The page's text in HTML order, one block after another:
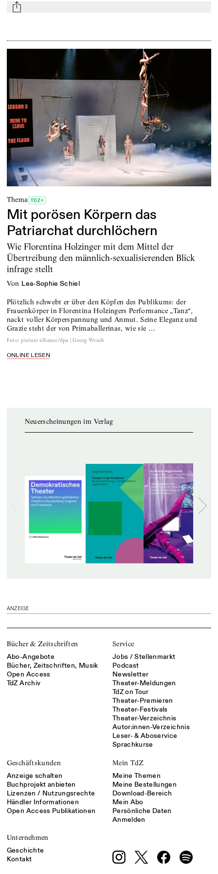
mail
Thema TDZ+
Mit porösen Körpern das
Patriarchat durchlöchern
Wie Florentina Holzinger mit dem Mittel der
Übertreibung den männlich-sexualisierenden Blick
infrage stellt
von Lea-Sophie Schiel
Plötzlich schwebt er über den Köpfen des Publikums: der
Frauenkörper in Florentina Holzingers Performance „Tanz“,
nackt voller Körperspannung und Anmut. Seine Eleganz und
Grazie steht der von Primaballerinas, wie sie …
Foto: picture alliance/dpa | Georg Wendt
ONLINE LESEN
Neuerscheinungen im Verlag
ANZEIGE
Bücher & Zeitschriften
Abo-Angebote
Bücher, Zeitschriften, Musik
Open Access
TdZ Archiv
Service
Jobs / Stellenmarkt
Podcast
Newsletter
Theater-Meldungen
TdZ on Tour
Theater-Premieren
Theater-Festivals
Theater-Verzeichnis
Autor:innen-Verzeichnis
Leser- & Aboservice
Sprachkurse
Geschäftskunden
Anzeige schalten
Buchprojekt anbieten
Lizenzen / Nutzungsrechte
Händler Informationen
Open Access Publikationen
Mein TdZ
Meine Themen
Meine Bestellungen
Download-Bereich
Mein Abo
Persönliche Daten
Anmelden
Unternehmen
Geschichte
Kontakt